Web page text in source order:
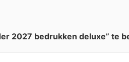
2027 bedrukken deluxe” te